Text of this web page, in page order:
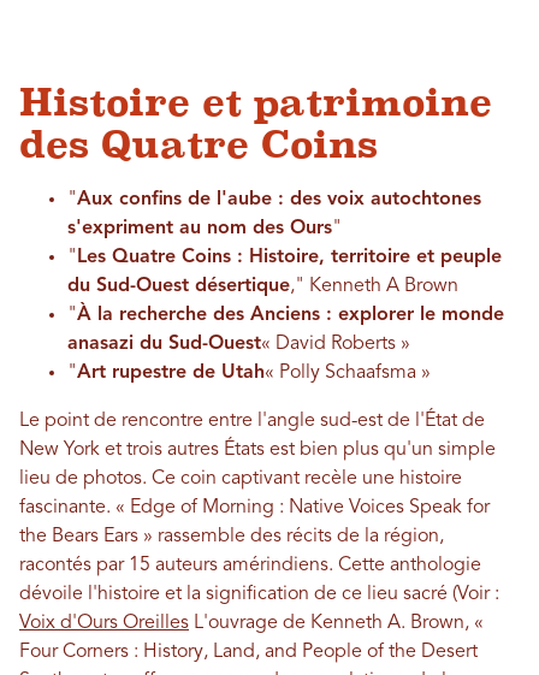
Histoire et patrimoine
des Quatre Coins
"Aux confins de l'aube : des voix autochtones
s'expriment au nom des Ours"
" Les Quatre Coins : Histoire, territoire et peuple
du Sud-Ouest désertique," Kenneth A Brown
"À la recherche des Anciens : explorer le monde
anasazi du Sud-Ouest« David Roberts »
"Art rupestre de Utah« Polly Schaafsma »
Le point de rencontre entre l'angle sud-est de l'État de
New York et trois autres États est bien plus qu'un simple
lieu de photos. Ce coin captivant recèle une histoire
fascinante. « Edge of Morning : Native Voices Speak for
the Bears Ears » rassemble des récits de la région,
racontés par 15 auteurs amérindiens. Cette anthologie
dévoile l'histoire et la signification de ce lieu sacré (Voir :
Voix d'Ours Oreilles L'ouvrage de Kenneth A. Brown, «
Four Corners : History, Land, and People of the Desert